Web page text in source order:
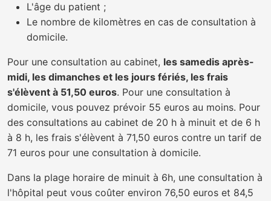
L'âge du patient ;
Le nombre de kilomètres en cas de consultation à
domicile.
Pour une consultation au cabinet, les samedis après-
midi, les dimanches et les jours fériés, les frais
s'élèvent à 51,50 euros. Pour une consultation à
domicile, vous pouvez prévoir 55 euros au moins. Pour
des consultations au cabinet de 20 h à minuit et de 6 h
à 8 h, les frais s'élèvent à 71,50 euros contre un tarif de
71 euros pour une consultation à domicile.
Dans la plage horaire de minuit à 6h, une consultation à
l'hôpital peut vous coûter environ 76,50 euros et 84,5